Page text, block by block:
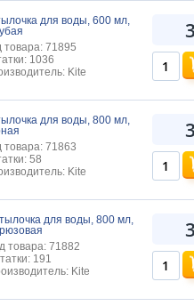
для воды, 600 мл,
товара: 71895
1036
Kite
для воды, 800 мл,
товара: 71863
58
Kite
для воды, 800 мл,
товара: 71882
191
Kite